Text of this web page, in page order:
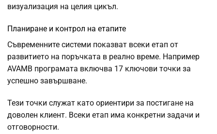
визуализация на целия цикъл.
Планиране и контрол на етапите
Съвременните системи показват всеки етап от
развитието на поръчката в реално време. Например
AVAMB програмата включва 17 ключови точки за
успешно завършване.
Тези точки служат като ориентири за постигане на
доволен клиент. Всеки етап има конкретни задачи и
отговорности.